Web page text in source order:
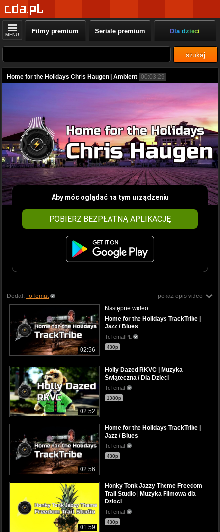
MENU Filmy premium Seriale premium Dla dzieci
szukaj
Home for the Holidays Chris Haugen | Ambient 00:03:29
Aby móc oglądać na tym urządzeniu
POBIERZ BEZPŁATNĄ APLIKACJĘ
pokaż opis video
Dodał: ToTemat
02:56
Następne wideo:
Home for the Holidays TrackTribe |
Jazz / Blues
ToTematPL
480p
02:52
Holly Dazed RKVC | Muzyka
Świąteczna / Dla Dzieci
ToTemat
1080p
02:56
Home for the Holidays TrackTribe |
Jazz / Blues
ToTemat
480p
01:59
Honky Tonk Jazzy Theme Freedom
Trail Studio | Muzyka Filmowa dla
Dzieci
ToTemat
480p